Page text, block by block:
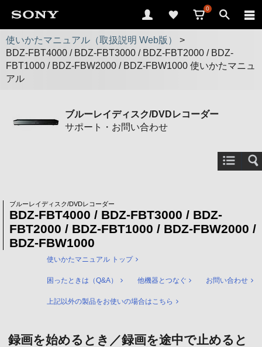
0
使いかたマニュアル（取扱説明 Web版）
>
BDZ-FBT4000 / BDZ-FBT3000 / BDZ-FBT2000 / BDZ-
FBT1000 / BDZ-FBW2000 / BDZ-FBW1000 使いかたマニュ
アル
ブルーレイディスク/DVDレコーダー
サポート・お問い合わせ
ブルーレイディスク/DVDレコーダー
BDZ-FBT4000 / BDZ-FBT3000 / BDZ-
FBT2000 / BDZ-FBT1000 / BDZ-FBW2000 /
BDZ-FBW1000
使いかたマニュアル トップ
困ったときは（Q&A） 他機器とつなぐ お問い合わせ
上記以外の製品をお使いの場合はこちら
録画を始めるとき／録画を途中で止めると